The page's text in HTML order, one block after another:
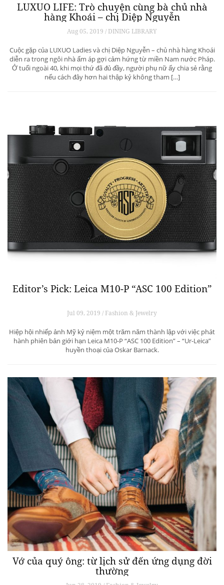
LUXUO LIFE: Trò chuyện cùng bà chủ nhà
hàng Khoái – chị Diệp Nguyễn
Aug 05, 2019 / DINING LIBRARY
Cuộc gặp của LUXUO Ladies và chị Diệp Nguyễn – chủ nhà hàng Khoái
diễn ra trong ngôi nhà ấm áp gợi cảm hứng từ miền Nam nước Pháp.
Ở tuổi ngoài 40, khi mọi thứ đã đủ đầy, người phụ nữ ấy chia sẻ rằng
nếu cách đây hơn hai thập kỷ không tham […]
Editor’s Pick: Leica M10-P “ASC 100 Edition”
Jul 09, 2019 / Fashion & Jewelry
Hiệp hội nhiếp ảnh Mỹ kỷ niệm một trăm năm thành lập với việc phát
hành phiên bản giới hạn Leica M10-P “ASC 100 Edition” – “Ur-Leica”
huyền thoại của Oskar Barnack.
Vớ của quý ông: từ lịch sử đến ứng dụng đời
thường